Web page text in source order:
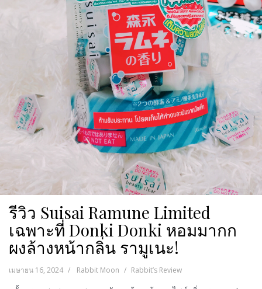
รีวิว Suisai Ramune Limited
เฉพาะที่ Donki Donki หอมมากก
ผงล้างหน้ากลิ่น รามูเนะ!
เมษายน 16, 2024 Rabbit Moon Rabbit’s Review